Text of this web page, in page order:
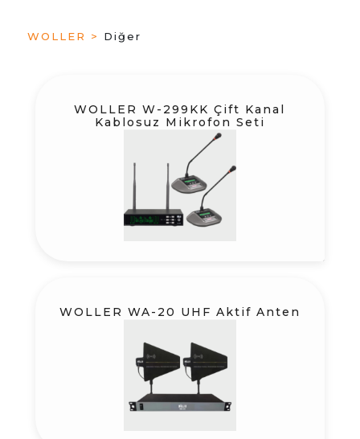
WOLLER > Diğer
WOLLER W-299KK Çift Kanal
Kablosuz Mikrofon Seti
WOLLER WA-20 UHF Aktif Anten